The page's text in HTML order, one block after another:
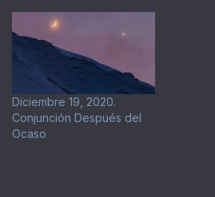
Diciembre 19, 2020.
Conjunción Después del
Ocaso